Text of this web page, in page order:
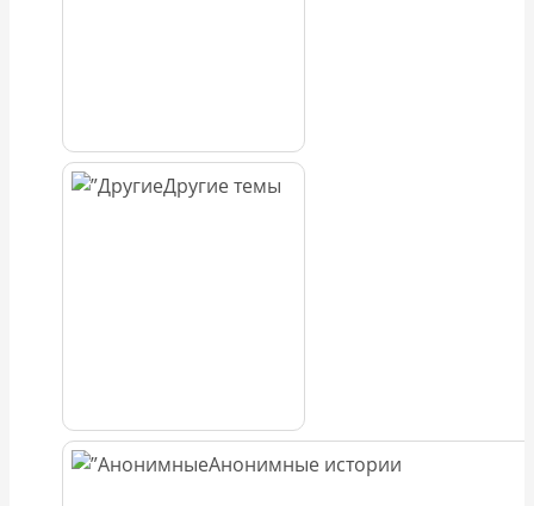
Другие темы
Анонимные истории